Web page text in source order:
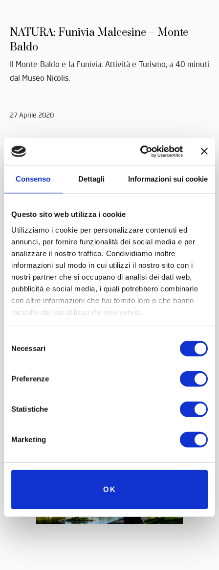
Consenso Dettagli Informazioni sui cookie
Questo sito web utilizza i cookie
Utilizziamo i cookie per personalizzare contenuti ed
annunci, per fornire funzionalità dei social media e per
analizzare il nostro traffico. Condividiamo inoltre
informazioni sul modo in cui utilizzi il nostro sito con i
nostri partner che si occupano di analisi dei dati web,
pubblicità e social media, i quali potrebbero combinarle
con altre informazioni che hai fornito loro o che hanno
raccolto dal tuo utilizzo dei loro servizi.
delNecessari
Preferenze
Statistiche
Marketing
OK
NATURA: Funivia Malcesine – Monte
Baldo
Il Monte Baldo e la Funivia. Attività e Turismo, a 40 minuti
dal Museo Nicolis.
27 Aprile 2020
NATURA: Parco Natura Viva
pericolo di estinzione e l’educazione ambientale. A 15